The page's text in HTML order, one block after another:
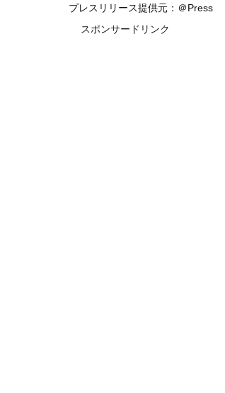
プレスリリース提供元：＠Press
スポンサードリンク